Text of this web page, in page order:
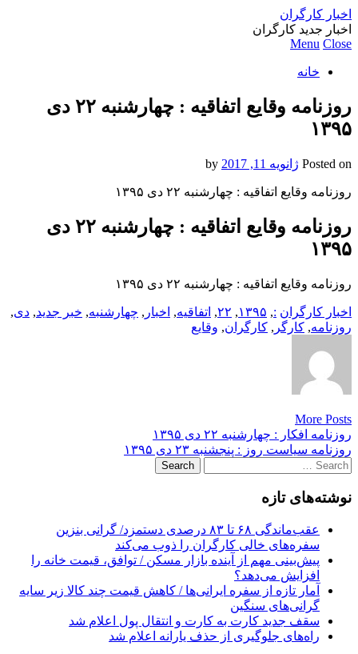
اخبار کارگران
اخبار جدید کارگران
Menu Close
خانه
روزنامه وقایع اتفاقیه : چهارشنبه ۲۲ دی
۱۳۹۵
Posted on ژانویه 11, 2017
روزنامه وقایع اتفاقیه : چهارشنبه ۲۲ دی ۱۳۹۵
روزنامه وقایع اتفاقیه : چهارشنبه ۲۲ دی
۱۳۹۵
روزنامه وقایع اتفاقیه : چهارشنبه ۲۲ دی ۱۳۹۵
اخبار کارگران :
, ۱۳۹۵, ۲۲, اتفاقیه, اخبار , چهارشنبه, خبر جدید, دی,
روزنامه, کارگر , کارگران, وقایع
More Posts
Post
navigation
روزنامه افکار : چهارشنبه ۲۲ دی ۱۳۹۵
روزنامه سیاست روز : پنجشنبه ۲۳ دی ۱۳۹۵
Search
for:
نوشته‌های تازه
عقب‌ماندگی ۶۸ تا ۸۳ درصدی دستمزد/ گرانی بنزین
سفره‌های خالی کارگران را ذوب می‌کند
پیش‌بینی مهم از آینده بازار مسکن / توافق، قیمت خانه را
افزایش می‌دهد؟
آمار تازه از سفره ایرانی‌ها / کاهش قیمت چند کالا زیر سایه
گرانی‌های سنگین
سقف جدید کارت به کارت و انتقال پول اعلام شد
راه‌های جلوگیری از حذف یارانه اعلام شد